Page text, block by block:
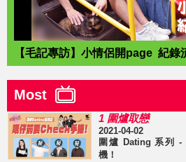
【毛記專訪】小情侶開page 紀錄
Most
1 圍爐取戀
2021-04-02
圍爐 Dating 系列 -
機！